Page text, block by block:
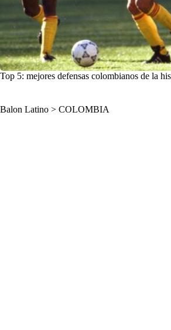
Top 5: mejores defensas colombianos de la
Balon Latino > COLOMBIA